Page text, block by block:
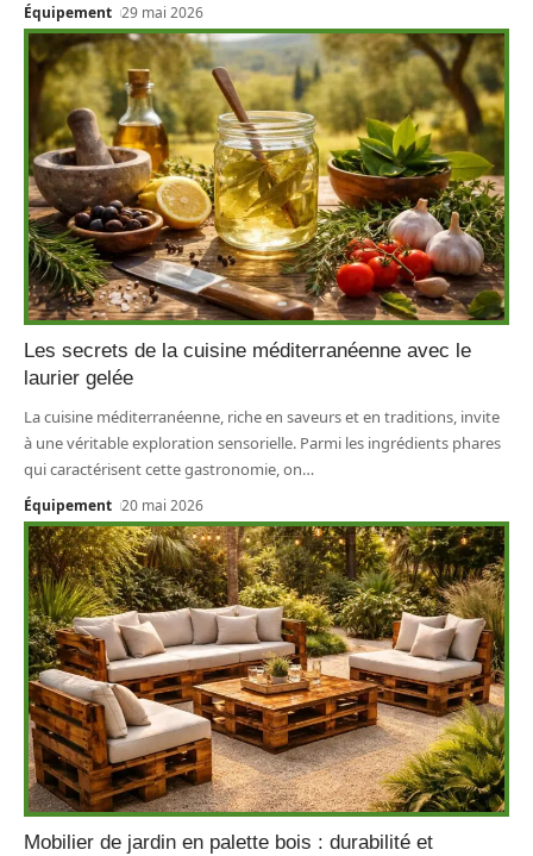
Équipement 29 mai 2026
Les secrets de la cuisine méditerranéenne avec le
laurier gelée
La cuisine méditerranéenne, riche en saveurs et en traditions, invite
à une véritable exploration sensorielle. Parmi les ingrédients phares
qui caractérisent cette gastronomie, on…
Équipement 20 mai 2026
Mobilier de jardin en palette bois : durabilité et